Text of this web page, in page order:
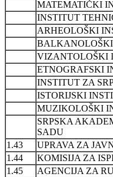
MATEMATIČKI
INSTITUT
ARHEOLOŠKI
VIZANTOLOŠKI
ETNOGRAFSKI
INSTITUT ZA
ISTORIJSKI
MUZIKOLOŠKI
SRPSKA
SADU
1.43
UPRAVA ZA
1.44
KOMISIJA ZA
1.45
AGENCIJA ZA